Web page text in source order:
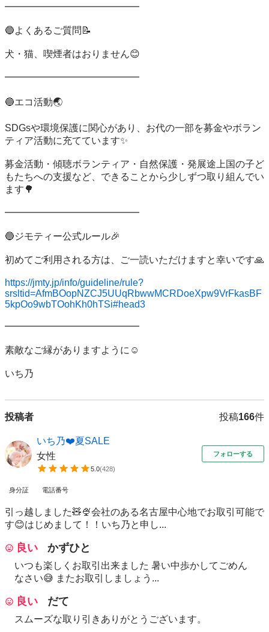
━━━━━━━━━━━━━━
🔵よくあるご質問📝
犬・猫、喫煙者はおりません😊
━━━━━━━━━━━━━━
🔵エコ活動🌏️
SDGsや環境保護に関心があり、お代の一部を募金やボラン
ティア活動に充てています✨
募金活動・傾聴ボランティア・自然保護・発展途上国の子ど
もたちへの支援など、できることから少しずつ取り組んでい
ます🌳
━━━━━━━━━━━━━━
🔵ジモティー公式ルール🎉
初めてご利用される方は、ご一読いただけますと幸いです🙏
https://jmty.jp/info/guideline/rule?
srsltid=AfmBOopNZCJ5UUqRbwwMCRDoeXpw9VrFkasBF
5kpOo9wbTOohKh0hTSi#head3
━━━━━━━━━━━━━━
素敵なご縁がありますように☺️
いち乃
投稿者 投稿166件
いち乃❤️夏SALE
女性
5.0(428)
フォローする
身分証 電話番号
引っ越しました🧸🍨会社のある名古屋中心地でお取引可能で
す😊はじめまして！！いち乃と申し...
良い かずひと
いつも楽しくお取引出来ました 暑い中歩かしてごめん
なさい😅 またお取引しましょう...
良い だて
スムーズな取り引きありがとうございます。